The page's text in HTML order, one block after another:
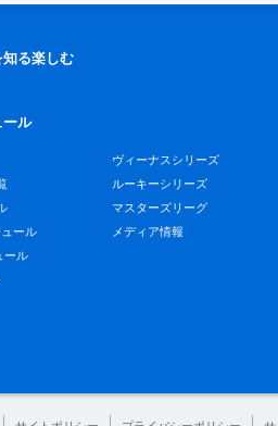
る楽しむ
ール
ール
ール
ヴィーナスシリーズ
ルーキーシリーズ
マスターズリーグ
メディア情報